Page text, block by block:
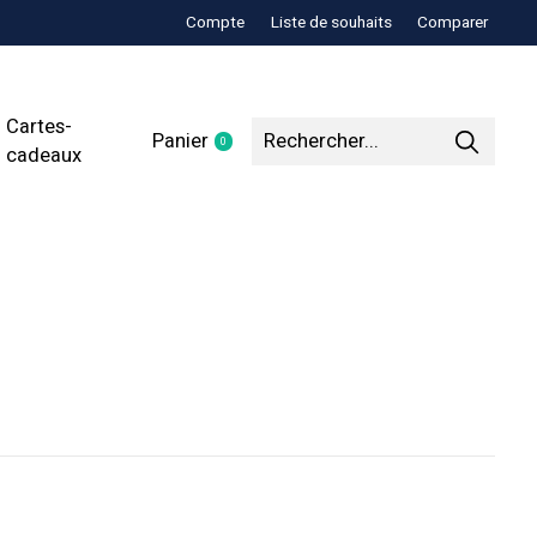
Compte Liste de souhaits Comparer
Cartes-
cadeaux
Panier 0items